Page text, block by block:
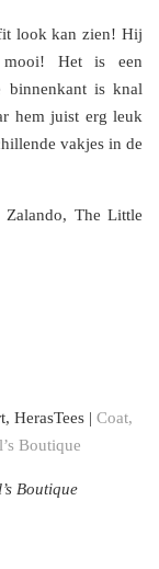
look kan zien! Hij
Het is een
binnenkant is knal
hem juist erg leuk
vakjes in de
The Little
HerasTees | Coat,
Boutique
Boutique